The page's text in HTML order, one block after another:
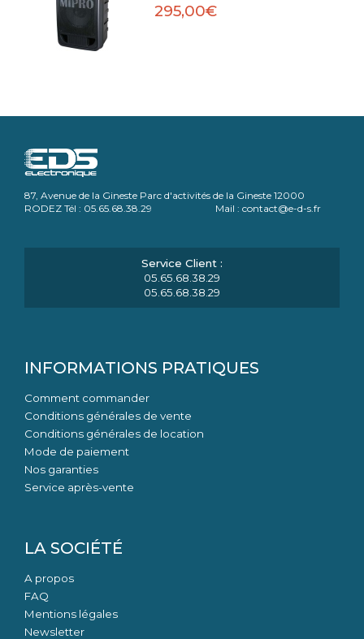
295,00€
87, Avenue de la Gineste Parc d'activités de la Gineste 12000
RODEZ Tél : 05.65.68.38.29 Mail : contact@e-d-s.fr
05.65.68.38.29
05.65.68.38.29
INFORMATIONS PRATIQUES
Comment commander
Conditions générales de vente
Conditions générales de location
Mode de paiement
Nos garanties
Service après-vente
LA SOCIÉTÉ
A propos
FAQ
Mentions légales
Newsletter